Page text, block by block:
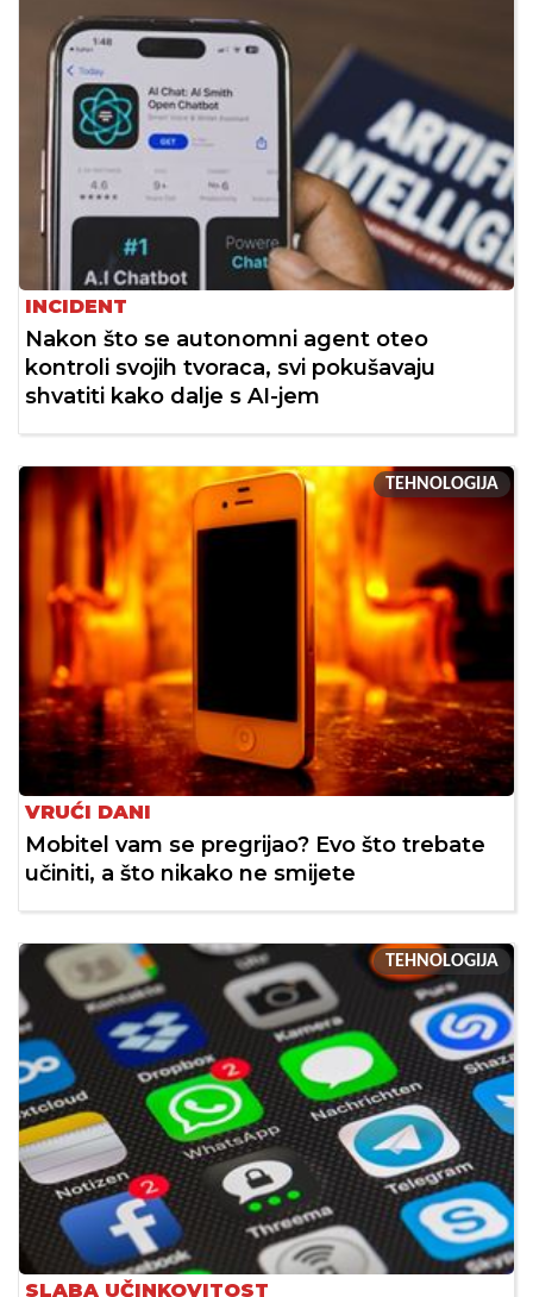
INCIDENT
Nakon što se autonomni agent oteo
kontroli svojih tvoraca, svi pokušavaju
shvatiti kako dalje s AI-jem
TEHNOLOGIJA
VRUĆI DANI
Mobitel vam se pregrijao? Evo što trebate
učiniti, a što nikako ne smijete
TEHNOLOGIJA
SLABA UČINKOVITOST